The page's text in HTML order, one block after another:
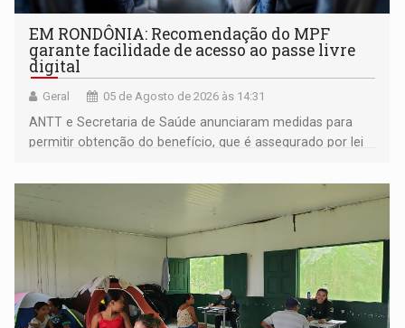
EM RONDÔNIA: Recomendação do MPF
garante facilidade de acesso ao passe livre
digital
Geral 05 de Agosto de 2026 às 14:31
ANTT e Secretaria de Saúde anunciaram medidas para
permitir obtenção do benefício, que é assegurado por lei